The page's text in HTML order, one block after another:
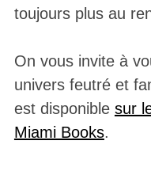
toujours plus au
On vous invite à
univers feutré et
est disponible sur
Miami Books.